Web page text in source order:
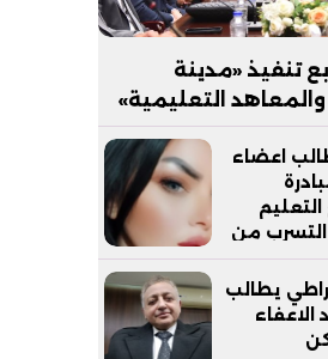
تنفيذ «مدينة
التعليمية»
اعضاء
التسرب من
يطالب